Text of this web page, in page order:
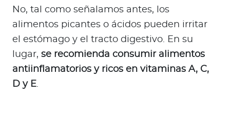
No, tal como señalamos antes, los
alimentos picantes o ácidos pueden irritar
el estómago y el tracto digestivo. En su
lugar, se recomienda consumir alimentos
antiinflamatorios y ricos en vitaminas A, C,
D y E.